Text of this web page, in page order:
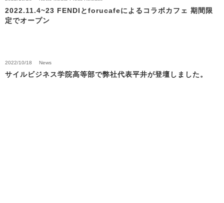
2022.11.4~23 FENDIとforucafeによるコラボカフェ 期間限
定でオープン